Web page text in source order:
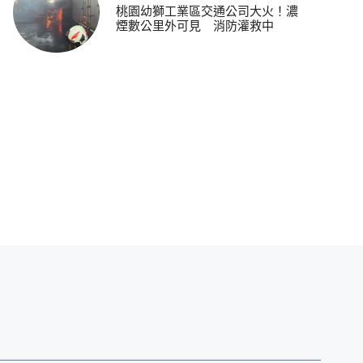
桃園幼獅工業區交通公司大火！濃
煙數公里外可見 消防灌救中